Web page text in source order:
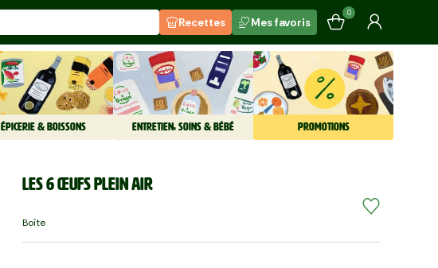
Recettes Mes favoris
0
ÉPICERIE & BOISSONS ENTRETIEN, SOINS & BÉBÉ PROMOTIONS
Les 6 Œufs plein air
Boîte